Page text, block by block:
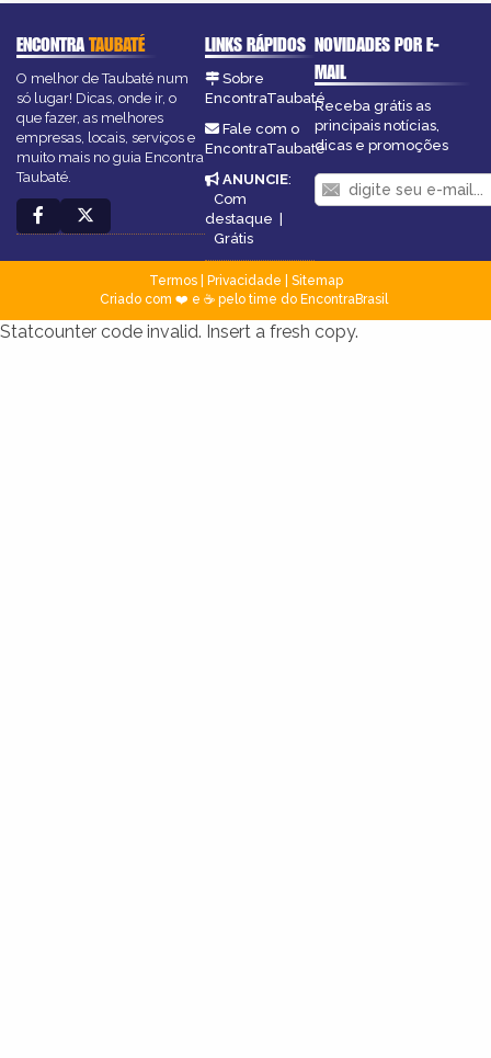
ENCONTRATAUBATÉ
O melhor de Taubaté num
só lugar! Dicas, onde ir, o
que fazer, as melhores
empresas, locais, serviços e
muito mais no guia Encontra
Taubaté.
LINKS RÁPIDOS
Sobre
EncontraTaubaté
Fale com o
EncontraTaubaté
ANUNCIE:
Com
destaque |
Grátis
NOVIDADES POR E-
MAIL
Receba grátis as
principais notícias,
dicas e promoções
Termos| Privacidade
Sitemap
Criado com ❤️ e ☕ pelo time do EncontraBrasil
Statcounter code invalid. Insert a fresh copy.